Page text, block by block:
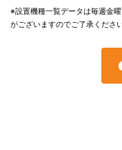
※設置機種一覧データは毎週金
がございますのでご了承ください